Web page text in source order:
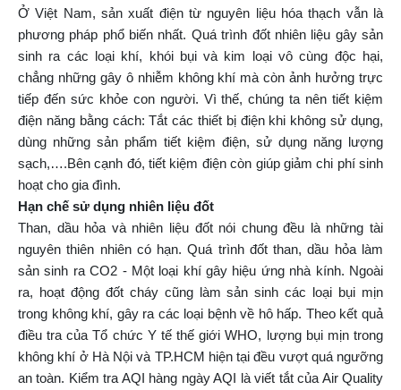
Ở Việt Nam, sản xuất điện từ nguyên liệu hóa thạch vẫn là
phương pháp phổ biến nhất. Quá trình đốt nhiên liệu gây sản
sinh ra các loại khí, khói bụi và kim loại vô cùng độc hại,
chẳng những gây ô nhiễm không khí mà còn ảnh hưởng trực
tiếp đến sức khỏe con người. Vì thế, chúng ta nên tiết kiệm
điện năng bằng cách: Tắt các thiết bị điện khi không sử dụng,
dùng những sản phẩm tiết kiệm điện, sử dụng năng lượng
sạch,….Bên cạnh đó, tiết kiệm điện còn giúp giảm chi phí sinh
hoạt cho gia đình.
Hạn chế sử dụng nhiên liệu đốt
Than, dầu hỏa và nhiên liệu đốt nói chung đều là những tài
nguyên thiên nhiên có hạn. Quá trình đốt than, dầu hỏa làm
sản sinh ra CO2 - Một loại khí gây hiệu ứng nhà kính. Ngoài
ra, hoạt động đốt cháy cũng làm sản sinh các loại bụi mịn
trong không khí, gây ra các loại bệnh về hô hấp. Theo kết quả
điều tra của Tổ chức Y tế thế giới WHO, lượng bụi mịn trong
không khí ở Hà Nội và TP.HCM hiện tại đều vượt quá ngưỡng
an toàn. Kiểm tra AQI hàng ngày AQI là viết tắt của Air Quality